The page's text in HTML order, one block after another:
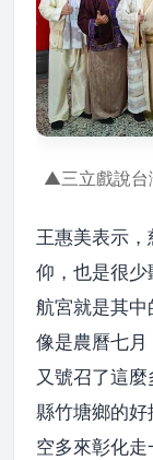
▲三立戲說台
王惠美表示
仰，也是很
航宮就是其中
像是農曆七
又號召了這
縣竹塘鄉的
空多來彰化